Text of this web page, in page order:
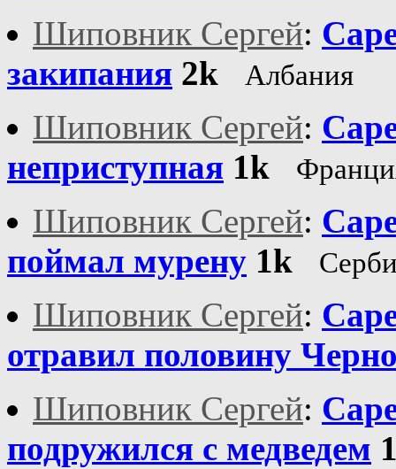
Шиповник Сергей:
закипания 2k Албания
Шиповник Сергей:
неприступная 1k
Шиповник Сергей:
поймал мурену 1k
Шиповник Сергей:
отравил половину
Шиповник Сергей:
подружился с медведем